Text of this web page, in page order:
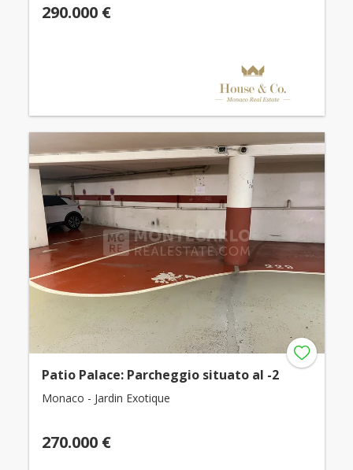
290.000 €
Patio Palace: Parcheggio situato al -2
Monaco - Jardin Exotique
270.000 €